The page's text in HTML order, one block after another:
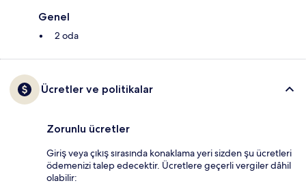
Genel
2 oda
Ücretler ve politikalar
Zorunlu ücretler
Giriş veya çıkış sırasında konaklama yeri sizden şu ücretleri
ödemenizi talep edecektir. Ücretlere geçerli vergiler dâhil
olabilir: